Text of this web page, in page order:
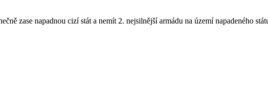
zase napadnou cizí stát a nemít 2. nejsilnější armádu na území napadeného